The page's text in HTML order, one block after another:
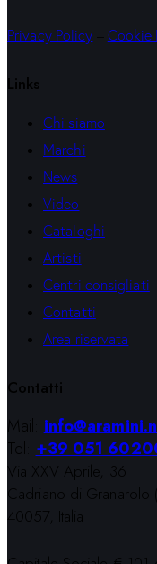
Privacy Policy Cookie
Links
Chi siamo
Marchi
News
Video
Cataloghi
Artisti
Centri consigliati
Contatti
Area riservata
Contatti
Mail:
Tel: +39 051
Via XXV Aprile, 36
Cadriano di Granarolo
40057, Italia